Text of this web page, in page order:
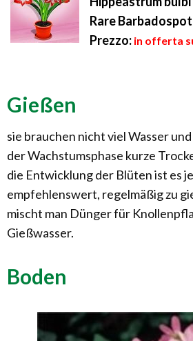
Rare
Prezzo: in offerta
Gießen
sie brauchen nicht viel Wasser
der Wachstumsphase kurze
die Entwicklung der Blüten ist es
empfehlenswert, regelmäßig zu
mischt man Dünger für
Gießwasser.
Boden